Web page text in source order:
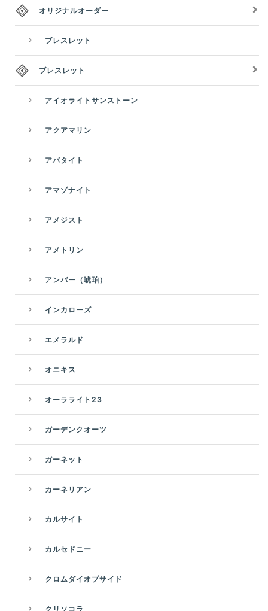
オリジナルオーダー
ブレスレット
ブレスレット
アイオライトサンストーン
アクアマリン
アパタイト
アマゾナイト
アメジスト
アメトリン
アンバー（琥珀）
インカローズ
エメラルド
オニキス
オーラライト23
ガーデンクオーツ
ガーネット
カーネリアン
カルサイト
カルセドニー
クロムダイオプサイド
クリソコラ